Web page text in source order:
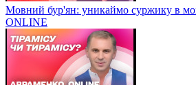
Мовний бур'ян: уникаймо суржику в
ONLINE